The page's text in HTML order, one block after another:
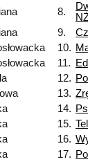
8.
9.
10.
11.
12.
13.
14.
15.
16.
17.